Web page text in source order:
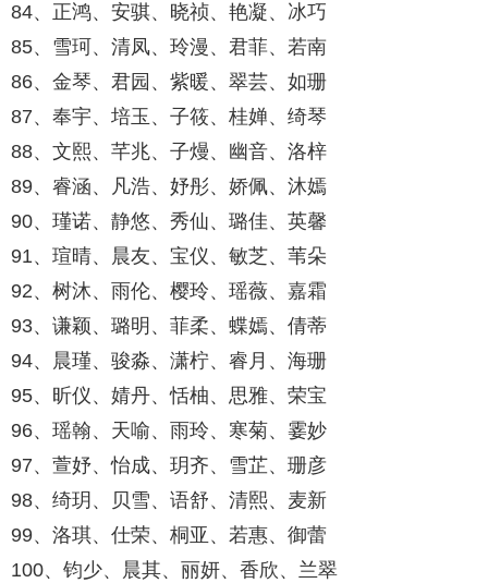
84、正鸿、安骐、晓祯、艳凝、冰巧
85、雪珂、清凤、玲漫、君菲、若南
86、金琴、君园、紫暖、翠芸、如珊
87、奉宇、培玉、子筱、桂婵、绮琴
88、文熙、芊兆、子熳、幽音、洛梓
89、睿涵、凡浩、妤彤、娇佩、沐嫣
90、瑾诺、静悠、秀仙、璐佳、英馨
91、瑄晴、晨友、宝仪、敏芝、苇朵
92、树沐、雨伦、樱玲、瑶薇、嘉霜
93、谦颖、璐明、菲柔、蝶嫣、倩蒂
94、晨瑾、骏淼、潇柠、睿月、海珊
95、昕仪、婧丹、恬柚、思雅、荣宝
96、瑶翰、天喻、雨玲、寒菊、霎妙
97、萱妤、怡成、玥齐、雪芷、珊彦
98、绮玥、贝雪、语舒、清熙、麦新
99、洛琪、仕荣、桐亚、若惠、御蕾
100、钧少、晨其、丽妍、香欣、兰翠